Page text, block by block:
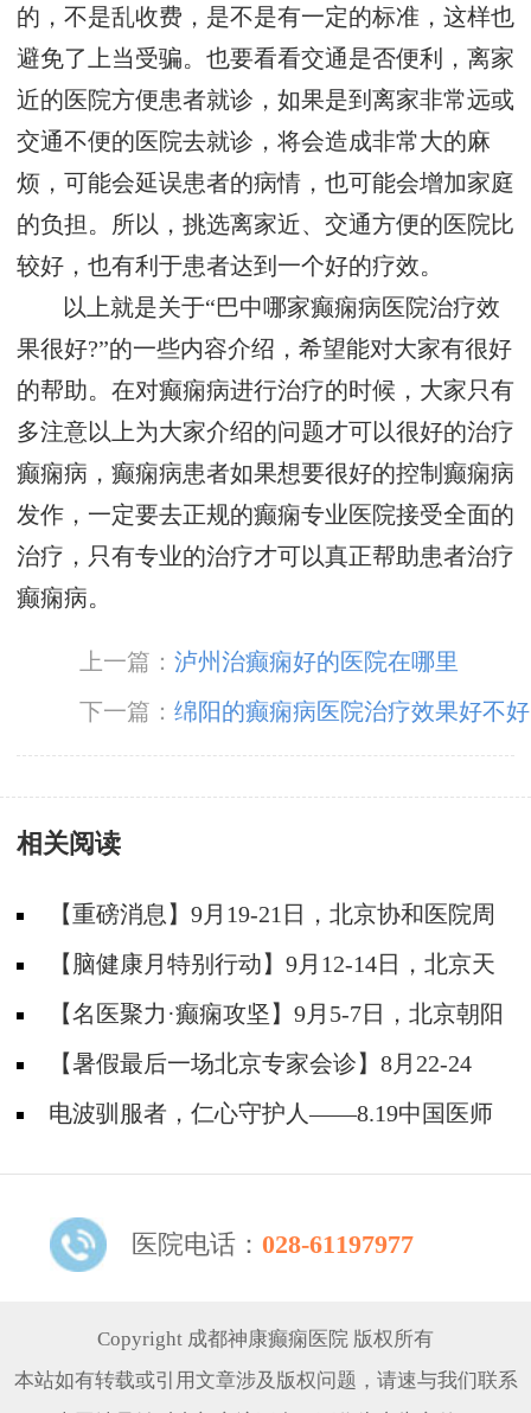
的，不是乱收费，是不是有一定的标准，这样也
避免了上当受骗。也要看看交通是否便利，离家
近的医院方便患者就诊，如果是到离家非常远或
交通不便的医院去就诊，将会造成非常大的麻
烦，可能会延误患者的病情，也可能会增加家庭
的负担。所以，挑选离家近、交通方便的医院比
较好，也有利于患者达到一个好的疗效。
以上就是关于“巴中哪家癫痫病医院治疗效
果很好?”的一些内容介绍，希望能对大家有很好
的帮助。在对癫痫病进行治疗的时候，大家只有
多注意以上为大家介绍的问题才可以很好的治疗
癫痫病，癫痫病患者如果想要很好的控制癫痫病
发作，一定要去正规的癫痫专业医院接受全面的
治疗，只有专业的治疗才可以真正帮助患者治疗
癫痫病。
上一篇：泸州治癫痫好的医院在哪里
下一篇：绵阳的癫痫病医院治疗效果好不好
相关阅读
【重磅消息】9月19-21日，北京协和医院周
祥琴教授成都领衔会诊，共筑全年龄段抗癫防
线！
【脑健康月特别行动】9月12-14日，北京天
坛医院杨涛博士免费会诊+超万元援助，护航全
年龄段癫痫患者
【名医聚力·癫痫攻坚】9月5-7日，北京朝阳
医院神经内科周立春博士成都公益会诊，名额有
限，速约！
【暑假最后一场北京专家会诊】8月22-24
日，北京大学首钢医院高伟教授亲临成都免费会
电波驯服者，仁心守护人——8.19中国医师
医院电话： 028-61197977
Copyright 成都神康癫痫医院 版权所有
本站如有转载或引用文章涉及版权问题，请速与我们联系